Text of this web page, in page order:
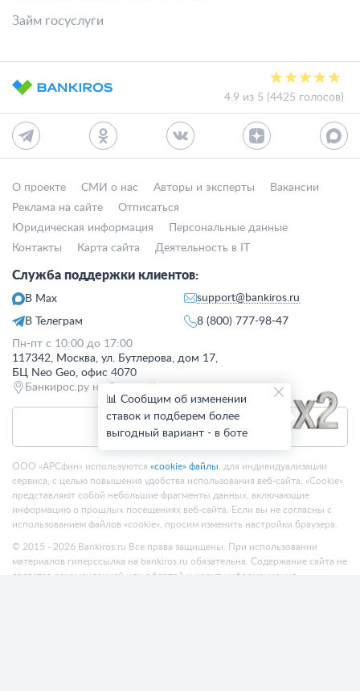
Займ госуслуги
4.9 из 5 (4425 голосов)
О проекте СМИ о нас Авторы и эксперты
Вакансии
Реклама на сайте
Отписаться
Юридическая информация
Персональные данные
Контакты
Карта сайта Деятельность в IT
Служба поддержки клиентов:
В Max
В Телеграм
support@bankiros.ru
8 (800) 777-98-47
Пн-пт с 10:00 до 17:00
117342, Москва, ул. Бутлерова, дом 17,
БЦ Neo Geo, офис 4070
Банкирос.ру на Яндекс.Картах
Отписаться
ООО «АРСфин» используются «cookie» файлы , для индивидуализации
сервиса, с целью повышения удобства использования веб-сайта. «Cookie»
представляют собой небольшие фрагменты данных, включающие
информацию о прошлых посещениях веб-сайта. Если вы не согласны с
использованием файлов «cookie», просим изменить настройки браузера.
© 2015 - 2026 Bankiros.ru Все права защищены. При использовании
материалов гиперссылка на bankiros.ru обязательна. Содержание сайта не
является рекомендацией или офертой и носит информационно-
📊 Сообщим об изменении
ставок и подберем более
выгодный вариант - в боте